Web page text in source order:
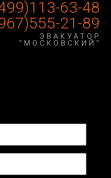
63-48
21-89
ЭВАКУАТОР
"МОСКОВСКИЙ"